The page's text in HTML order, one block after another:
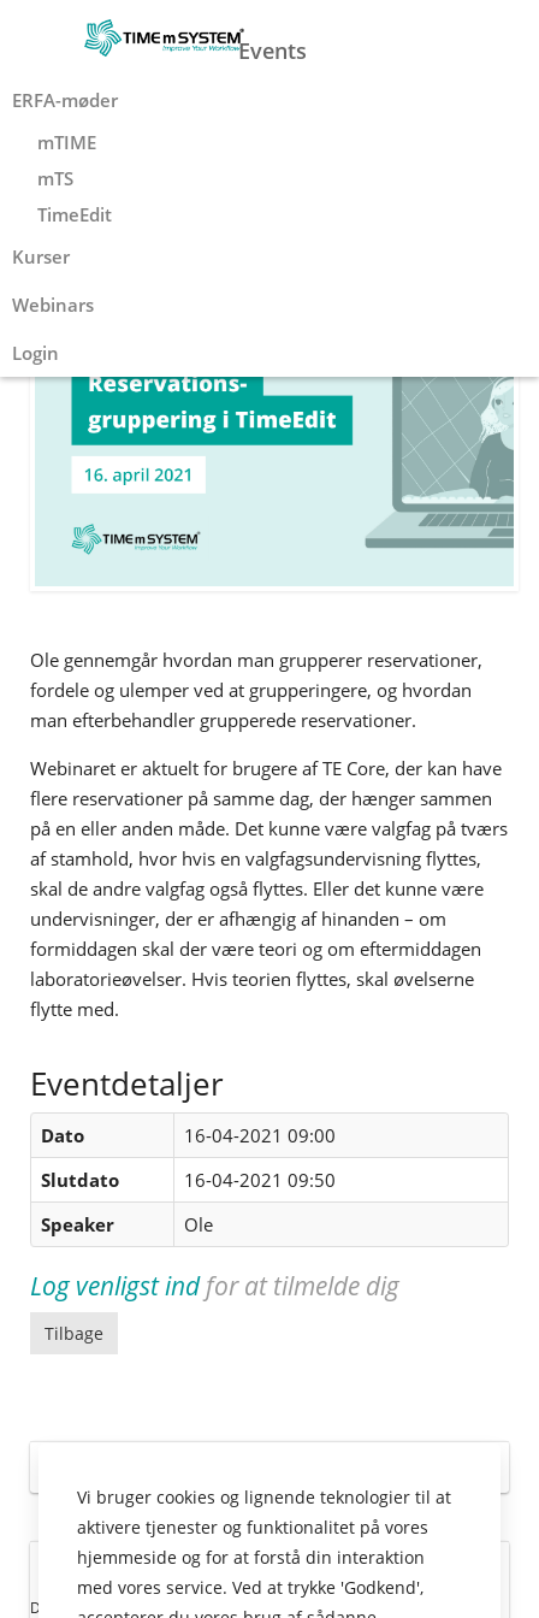
Events
ERFA-møder
mTIME
mTS
TimeEdit
Kurser
Webinars
Login
Webinar:
Reservationsgruppering i
TimeEdit
Ole gennemgår hvordan man grupperer reservationer,
fordele og ulemper ved at grupperingere, og hvordan
man efterbehandler grupperede reservationer.
Webinaret er aktuelt for brugere af TE Core, der kan have
flere reservationer på samme dag, der hænger sammen
på en eller anden måde. Det kunne være valgfag på tværs
af stamhold, hvor hvis en valgfagsundervisning flyttes,
skal de andre valgfag også flyttes. Eller det kunne være
undervisninger, der er afhængig af hinanden – om
formiddagen skal der være teori og om eftermiddagen
laboratorieøvelser. Hvis teorien flyttes, skal øvelserne
flytte med.
Eventdetaljer
Dato
16-04-2021 09:00
Slutdato
16-04-2021 09:50
Speaker
Ole
Log venligst indfor at tilmelde dig
Tilbage
Kommende events
Der er ingen kommende events
Vi bruger cookies og lignende teknologier til at
aktivere tjenester og funktionalitet på vores
hjemmeside og for at forstå din interaktion
med vores service. Ved at trykke 'Godkend',